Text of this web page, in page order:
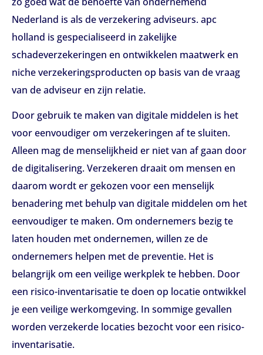
Nederland is als de verzekering adviseurs. apc
holland is gespecialiseerd in zakelijke
schadeverzekeringen en ontwikkelen maatwerk en
niche verzekeringsproducten op basis van de vraag
van de adviseur en zijn relatie.
Door gebruik te maken van digitale middelen is het
voor eenvoudiger om verzekeringen af te sluiten.
Alleen mag de menselijkheid er niet van af gaan door
de digitalisering. Verzekeren draait om mensen en
daarom wordt er gekozen voor een menselijk
benadering met behulp van digitale middelen om het
eenvoudiger te maken. Om ondernemers bezig te
laten houden met ondernemen, willen ze de
ondernemers helpen met de preventie. Het is
belangrijk om een veilige werkplek te hebben. Door
een risico-inventarisatie te doen op locatie ontwikkel
je een veilige werkomgeving. In sommige gevallen
worden verzekerde locaties bezocht voor een risico-
inventarisatie.